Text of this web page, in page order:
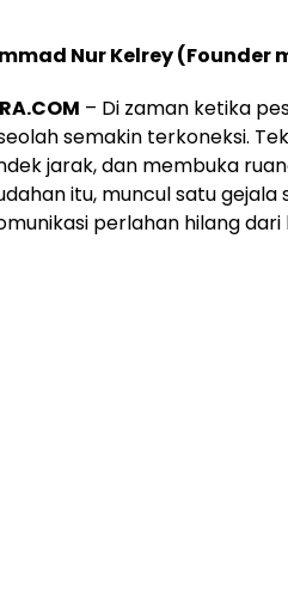
Nur Kelrey (Founder
– Di zaman ketika
semakin terkoneksi.
jarak, dan membuka
itu, muncul satu
perlahan hilang dari